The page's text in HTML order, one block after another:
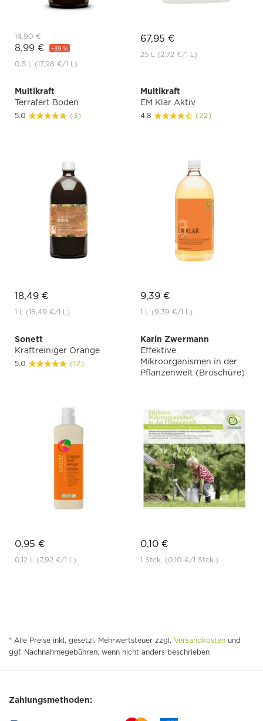
14,90 €
8,99 € -39 %
0.5 L (17,98 €/1 L)
67,95 €
25 L (2,72 €/1 L)
Multikraft
Terrafert Boden
5.0 (3)
18,49 €
1 L (18,49 €/1 L)
Multikraft
EM Klar Aktiv
4.8 (22)
9,39 €
1 L (9,39 €/1 L)
Sonett
Kraftreiniger Orange
5.0 (17)
0,95 €
0.12 L (7,92 €/1 L)
Karin Zwermann
Effektive
Mikroorganismen in der
Pflanzenwelt (Broschüre)
0,10 €
1 Stck. (0,10 €/1 Stck.)
* Alle Preise inkl. gesetzl. Mehrwertsteuer zzgl. Versandkosten und
ggf. Nachnahmegebühren, wenn nicht anders beschrieben
Zahlungsmethoden: